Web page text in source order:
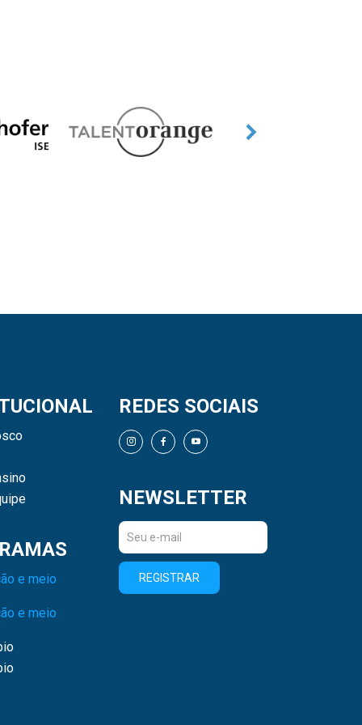
e meio
e meio
REDES SOCIAIS
NEWSLETTER
REGISTRAR